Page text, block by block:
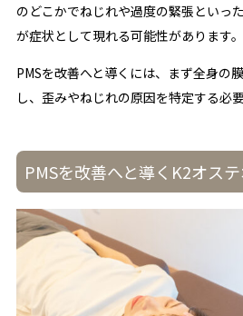
のどこかでねじれや過度の緊張といっ
が症状として現れる可能性があります。
PMSを改善へと導くには、まず全身の
し、歪みやねじれの原因を特定する必
PMSを改善へと導くK2オス